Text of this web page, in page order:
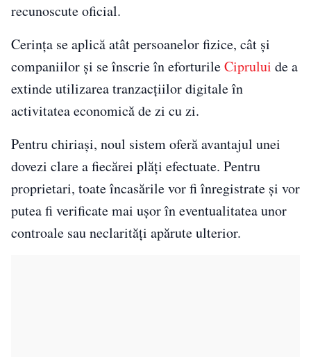
recunoscute oficial.
Cerința se aplică atât persoanelor fizice, cât și
companiilor și se înscrie în eforturileCiprului de a
extinde utilizarea tranzacțiilor digitale în
activitatea economică de zi cu zi.
Pentru chiriași, noul sistem oferă avantajul unei
dovezi clare a fiecărei plăți efectuate. Pentru
proprietari, toate încasările vor fi înregistrate și vor
putea fi verificate mai ușor în eventualitatea unor
controale sau neclarități apărute ulterior.